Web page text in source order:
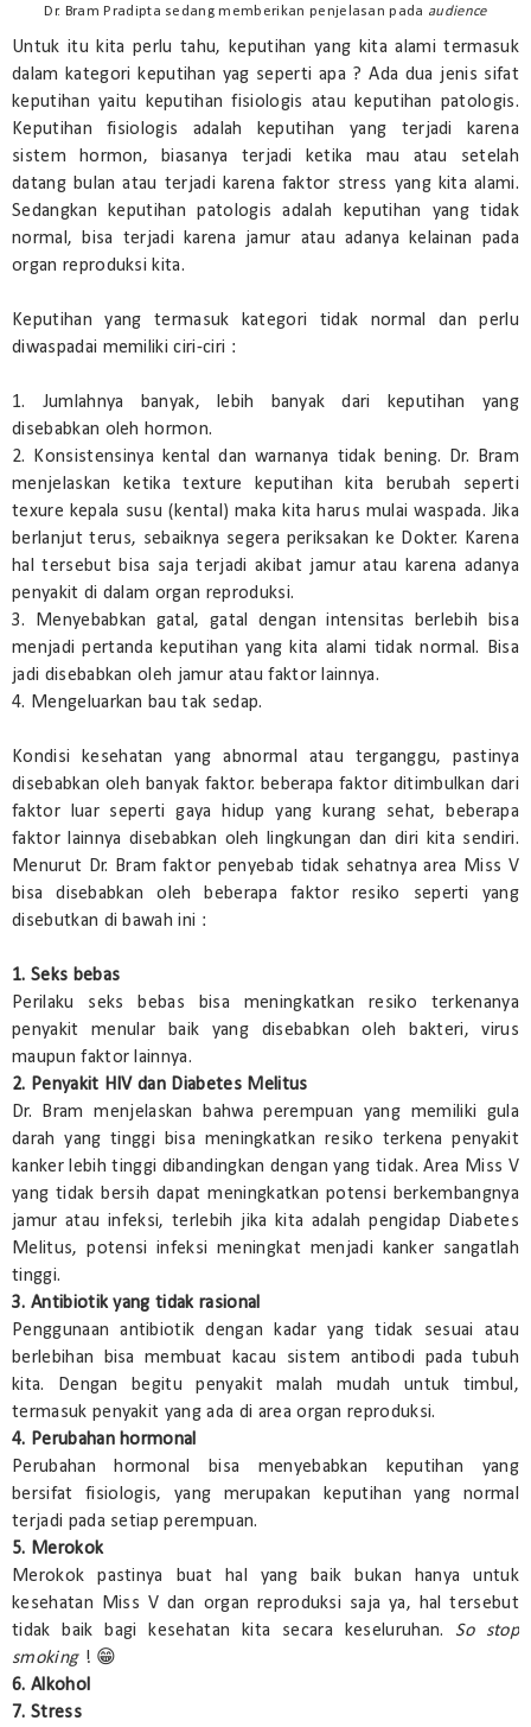
Dr. Bram Pradipta sedang memberikan penjelasan pada audience
Untuk itu kita perlu tahu, keputihan yang kita alami termasuk
dalam kategori keputihan yag seperti apa ? Ada dua jenis sifat
keputihan yaitu keputihan fisiologis atau keputihan patologis.
Keputihan fisiologis adalah keputihan yang terjadi karena
sistem hormon, biasanya terjadi ketika mau atau setelah
datang bulan atau terjadi karena faktor stress yang kita alami.
Sedangkan keputihan patologis adalah keputihan yang tidak
normal, bisa terjadi karena jamur atau adanya kelainan pada
organ reproduksi kita.
Keputihan yang termasuk kategori tidak normal dan perlu
diwaspadai memiliki ciri-ciri :
1. Jumlahnya banyak, lebih banyak dari keputihan yang
disebabkan oleh hormon.
2. Konsistensinya kental dan warnanya tidak bening. Dr. Bram
menjelaskan ketika texture keputihan kita berubah seperti
texure kepala susu (kental) maka kita harus mulai waspada. Jika
berlanjut terus, sebaiknya segera periksakan ke Dokter. Karena
hal tersebut bisa saja terjadi akibat jamur atau karena adanya
penyakit di dalam organ reproduksi.
3. Menyebabkan gatal, gatal dengan intensitas berlebih bisa
menjadi pertanda keputihan yang kita alami tidak normal. Bisa
jadi disebabkan oleh jamur atau faktor lainnya.
4. Mengeluarkan bau tak sedap.
Kondisi kesehatan yang abnormal atau terganggu, pastinya
disebabkan oleh banyak faktor. beberapa faktor ditimbulkan dari
faktor luar seperti gaya hidup yang kurang sehat, beberapa
faktor lainnya disebabkan oleh lingkungan dan diri kita sendiri.
Menurut Dr. Bram faktor penyebab tidak sehatnya area Miss V
bisa disebabkan oleh beberapa faktor resiko seperti yang
disebutkan di bawah ini :
1. Seks bebas
Perilaku seks bebas bisa meningkatkan resiko terkenanya
penyakit menular baik yang disebabkan oleh bakteri, virus
maupun faktor lainnya.
2. Penyakit HIV dan Diabetes Melitus
Dr. Bram menjelaskan bahwa perempuan yang memiliki gula
darah yang tinggi bisa meningkatkan resiko terkena penyakit
kanker lebih tinggi dibandingkan dengan yang tidak. Area Miss V
yang tidak bersih dapat meningkatkan potensi berkembangnya
jamur atau infeksi, terlebih jika kita adalah pengidap Diabetes
Melitus, potensi infeksi meningkat menjadi kanker sangatlah
tinggi.
3. Antibiotik yang tidak rasional
Penggunaan antibiotik dengan kadar yang tidak sesuai atau
berlebihan bisa membuat kacau sistem antibodi pada tubuh
kita. Dengan begitu penyakit malah mudah untuk timbul,
termasuk penyakit yang ada di area organ reproduksi.
4. Perubahan hormonal
Perubahan hormonal bisa menyebabkan keputihan yang
bersifat fisiologis, yang merupakan keputihan yang normal
terjadi pada setiap perempuan.
5. Merokok
Merokok pastinya buat hal yang baik bukan hanya untuk
kesehatan Miss V dan organ reproduksi saja ya, hal tersebut
tidak baik bagi kesehatan kita secara keseluruhan. So stop
smoking! 😁
6. Alkohol
7. Stress